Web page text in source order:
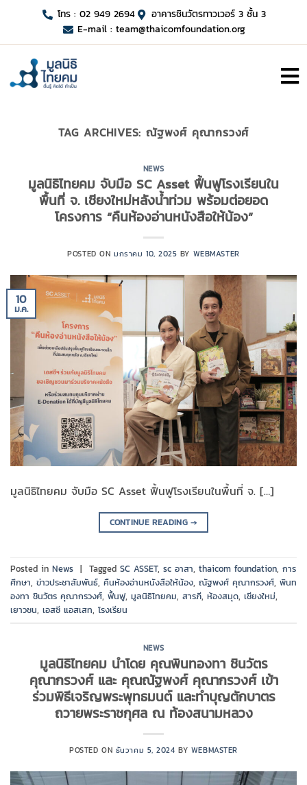
โทร : 02 949 2694
อาคารชินวัตรทาวเวอร์ 3 ชั้น 3
E-mail :team@thaicomfoundation.org
TAG ARCHIVES: ณัฐพงศ์ คุณากรวงศ์
NEWS
มูลนิธิไทยคม จับมือ SC Asset ฟื้นฟูโรงเรียนใน
พื้นที่ จ. เชียงใหม่หลังน้ำท่วม พร้อมต่อยอด
โครงการ “คืนห้องอ่านหนังสือให้น้อง”
POSTED ON มกราคม 10, 2025 BY WEBMASTER
10
ม.ค.
มูลนิธิไทยคม จับมือ SC Asset ฟื้นฟูโรงเรียนในพื้นที่ จ. […]
CONTINUE READING→
Posted in News | Tagged SC ASSET, sc อาสา, thaicom foundation, การ
ศึกษา, ข่าวประชาสัมพันธ์, คืนห้องอ่านหนังสือให้น้อง, ณัฐพงศ์ คุณากรวงศ์, พินท
องทา ชินวัตร คุณากรวงศ์, ฟิ้นฟู, มูลนิธิไทยคม, สารภี, ห้องสมุด, เชียงใหม่,
เยาวชน, เอสซี แอสเสท, โรงเรียน
NEWS
มูลนิธิไทยคม นำโดย คุณพินทองทา ชินวัตร
คุณากรวงศ์ และ คุณณัฐพงศ์ คุณากรวงศ์ เข้า
ร่วมพิธีเจริญพระพุทธมนต์ และทำบุญตักบาตร
ถวายพระราชกุศล ณ ท้องสนามหลวง
POSTED ON ธันวาคม 5, 2024 BY WEBMASTER